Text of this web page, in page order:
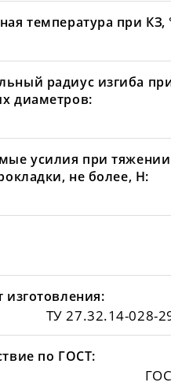
температура при КЗ,
радиус изгиба
диаметров:
усилия при
не более, Н:
изготовления:
ТУ 27.32.14-028-
по ГОСТ: